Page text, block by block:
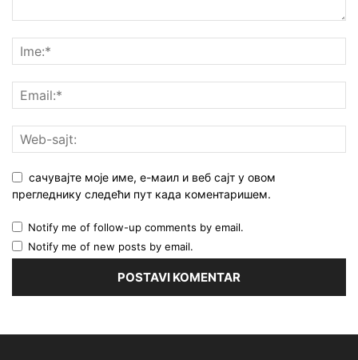
сачувајте моје име, е-маил и веб сајт у овом
прегледнику следећи пут када коментаришем.
Notify me of follow-up comments by email.
Notify me of new posts by email.